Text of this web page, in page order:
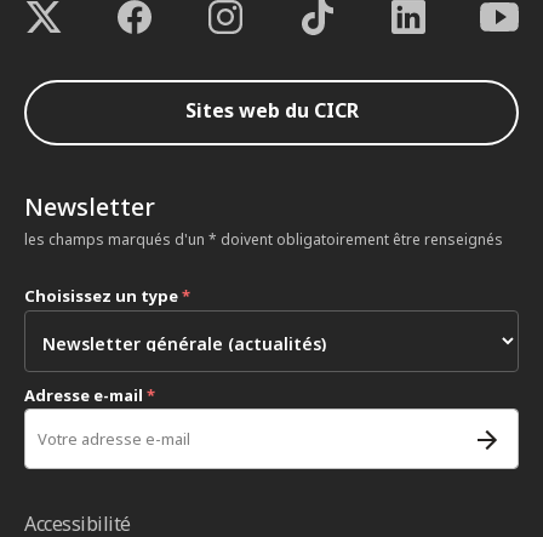
Sites web du CICR
Newsletter
les champs marqués d'un * doivent obligatoirement être renseignés
Choisissez un type*
Adresse e-mail *
Accessibilité